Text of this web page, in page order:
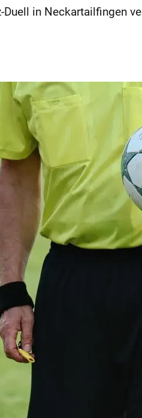
in Neckartailfingen